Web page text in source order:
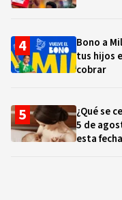
Bono a
tus hijos
cobrar
¿Qué se
5 de
esta fecha